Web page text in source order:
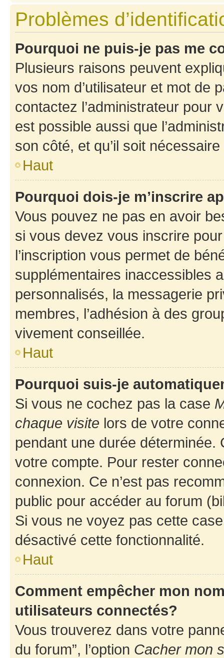
Problèmes
Pourquoi ne puis-je pas me
Plusieurs raisons peuvent
vos nom d’utilisateur et mot de
contactez l’administrateur pour
est possible aussi que
son côté, et qu’il soit
Haut
Pourquoi dois-je m’inscrire
Vous pouvez ne pas en avoir
si vous devez vous inscrire
l’inscription vous permet de
supplémentaires inaccessibles
personnalisés, la messagerie
membres, l’adhésion à des
vivement conseillée.
Haut
Pourquoi suis-je
Si vous ne cochez pas la case
chaque visite lors de votre
pendant une durée déterminée.
votre compte. Pour rester
connexion. Ce n’est pas
public pour accéder au forum
Si vous ne voyez pas cette
désactivé cette fonctionnalité.
Haut
Comment empêcher mon
utilisateurs connectés?
Vous trouverez dans votre
du forum”, l’option Cacher mon